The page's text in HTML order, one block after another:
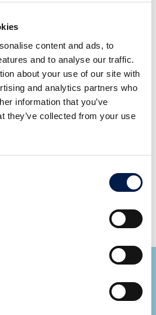
content and ads, to
and to analyse our traffic.
about your use of our site with
and analytics partners who
information that you’ve
they’ve collected from your use
de pharmacie ou de soins
de pharmacie et de soins
- 140 mm | 4-5,5”
montante/descendante
: jusqu'à 60 m/min | 200 fpm